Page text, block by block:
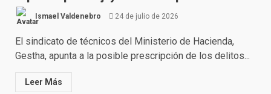
Ismael Valdenebro 24 de julio de 2026
El sindicato de técnicos del Ministerio de Hacienda,
Gestha, apunta a la posible prescripción de los delitos...
Leer Más